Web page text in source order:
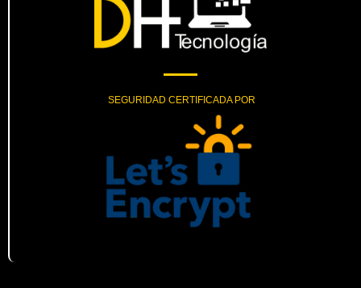
SEGURIDAD CERTIFICADA POR